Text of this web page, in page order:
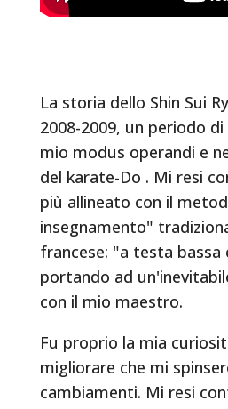
La storia dello Shin Sui
2008-2009, un periodo
mio modus operandi e
del karate-Do . Mi resi
più allineato con il
insegnamento"
francese: "a testa bassa
portando ad
con il mio maestro.
Fu proprio la mia
migliorare che mi
cambiamenti. Mi resi